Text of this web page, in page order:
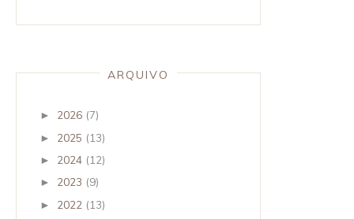
ARQUIVO
► 2026 (7)
► 2025 (13)
► 2024 (12)
► 2023 (9)
► 2022 (13)